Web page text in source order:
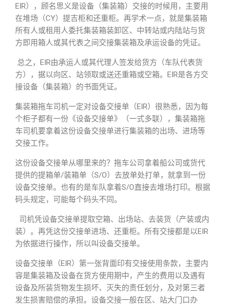
EIR），顾名思义是设备（集装箱）交接的时候用，主要用
在堆场（CY）提吉柜和还重柜。再学术一点，就是集装箱
所有人或租用人委托集装箱装卸区、中转站或内陆站与货
方即用箱人或其代表之间交接集装箱及承运设备的凭证。
总之，EIR由承运人或其代理人签发给货方（车队代表货
方），据以向区、站领取或送还重箱或空箱。EIR是各方交
接设备（集装箱）的书面凭证。
集装箱拖车司机一定对设备交接单（EIR）很熟悉，因为每
个柜子都有一份《设备交接单》（一式多联），集装箱拖
车司机要拿着这份设备交接单进行集装箱的出场、进场等
交接工作。
这份设备交接单从哪里来的？拖车公司拿着船公司或货代
提供的提箱单/装箱单（S/O）去放单处打单，就拿到一份
设备交接单。也有的是车队拿着S/O直接去堆场打印。根据
码头规定，可能每个码头不同。
司机凭设备交接单提取空箱、出场站、去装货（产装或内
装）。再凭这份交接单进场、还重柜。所有交接都是以EIR
为依据进行操作，所以叫设备交接单。
设备交接单（EIR）第一张背面印有交接使用条款，主要内
容是集装箱及设备在货方使用期中，产生的费用以及遇有
设备及所装货物发生损坏、灭失的责任划分，及对第三者
发生损害赔偿的承担。设备交接一般在区、站大门口办